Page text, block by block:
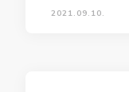
2021.09.10.